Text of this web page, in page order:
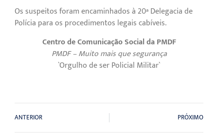
Os suspeitos foram encaminhados à 20ª Delegacia de
Polícia para os procedimentos legais cabíveis.
Centro de Comunicação Social da PMDF
PMDF – Muito mais que segurança
`Orgulho de ser Policial Militar`
ANTERIOR PRÓXIMO